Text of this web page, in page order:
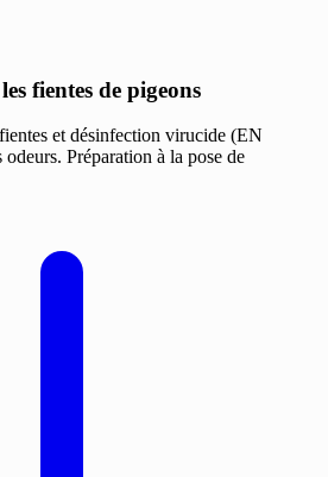
fientes de pigeons
et désinfection virucide (EN
Préparation à la pose de